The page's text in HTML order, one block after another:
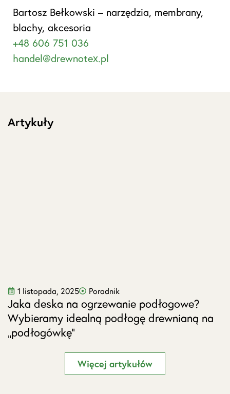
Bartosz Bełkowski – narzędzia, membrany,
blachy, akcesoria
+48 606 751 036
handel@drewnotex.pl
Artykuły
1 listopada, 2025 Poradnik
Jaka deska na ogrzewanie podłogowe?
Wybieramy idealną podłogę drewnianą na
„podłogówkę”
Więcej artykułów